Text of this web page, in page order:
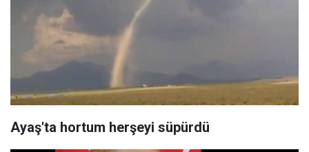
Ayaş'ta hortum herşeyi süpürdü